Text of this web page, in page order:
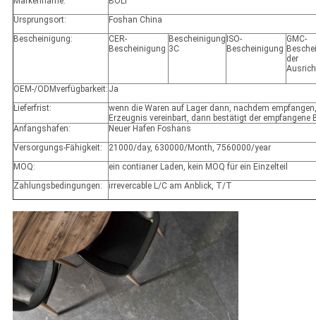
Ursprungsort:
Foshan China
Bescheinigung:
CER-
Bescheinigung
Bescheinigung
3C
ISO-
Bescheinigung
GMC-
der
OEM-/ODMverfügbarkeit: Ja
Lieferfrist:
wenn die Waren auf Lager dann, nachdem
Erzeugnis vereinbart, dann bestätigt der empfangene
Anfangshafen:
Neuer Hafen Foshans
Versorgungs-Fähigkeit:
21000/day, 630000/Month, 7560000/year
MOQ:
ein contianer Laden, kein MOQ für ein Einzelteil
Zahlungsbedingungen:
irrevercable L/C am Anblick, T/T